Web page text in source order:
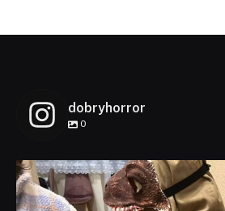
dobryhorror
0
dobryhorror
Lis 1